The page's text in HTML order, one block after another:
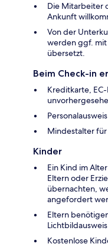
Die Mitarbeiter
Ankunft
Von der
werden ggf. mit
übersetzt.
Beim Check-in
Kreditkarte,
Mindestalter für
Kinder
Ein Kind im
Eltern oder
übernachten,
angefordert
Eltern
Kostenlose